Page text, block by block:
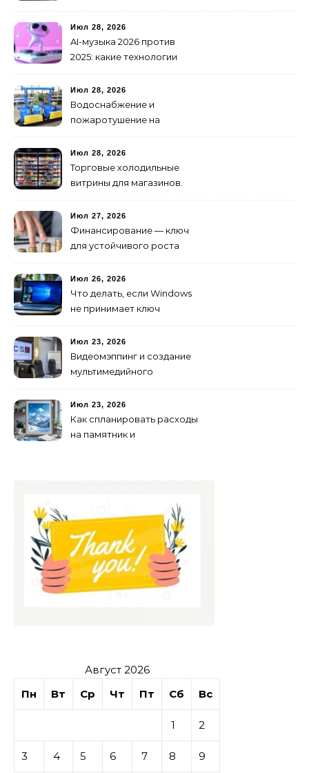
транспортных средств
Июл 28, 2026
AI-музыка 2026 против
2025: какие технологии
создание клипов
изменилось навсегда
Июл 28, 2026
Водоснабжение и
пожаротушение на
оборудование
предусмотреть заранее
Июл 28, 2026
Торговые холодильные
витрины для магазинов.
Июл 27, 2026
Финансирование — ключ
для устойчивого роста
Июл 26, 2026
Что делать, если Windows
не принимает ключ
Июл 23, 2026
Видеомэппинг и создание
мультимедийного
будущего для пространств
Июл 23, 2026
Как спланировать расходы
на памятник и
Август 2026
Пн
Вт Ср Чт Пт Сб Вс
1 2
3 4 5 6 7 8 9